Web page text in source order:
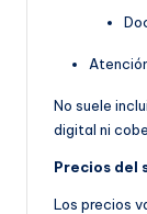
No suele
digital ni
Precios del
Los precios